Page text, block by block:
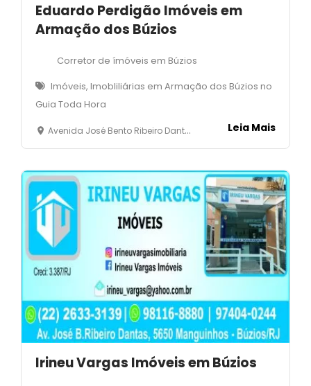
Eduardo Perdigão Imóveis em
Armação dos Búzios
Corretor de ímóveis em Búzios
Imóveis, Imobliliárias em Armação dos Búzios no
Guia Toda Hora
Avenida José Bento Ribeiro Dantas, 4998 - sala 05 - 2 º piso - Manguinhos- Armação dos Búzios -RJ Leia Mais
Irineu Vargas Imóveis em Búzios